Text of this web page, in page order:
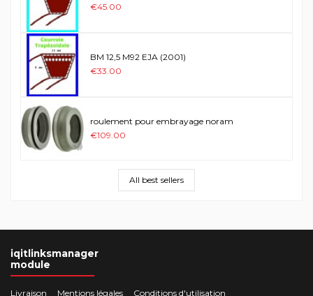
€45.00
BM 12,5 M92 EJA (2001)
€33.00
roulement pour embrayage noram
€109.00
All best sellers
iqitlinksmanager
module
Livraison Mentions légales Conditions d'utilisation